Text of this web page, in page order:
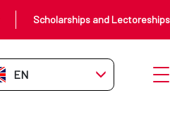
Scholarships and Lectoreships
EN-GB